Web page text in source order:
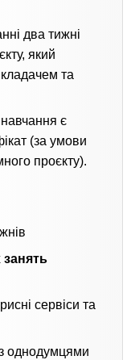
два тижні
який
та
є
(за умови
проєкту).
занять
сервіси та
однодумцями